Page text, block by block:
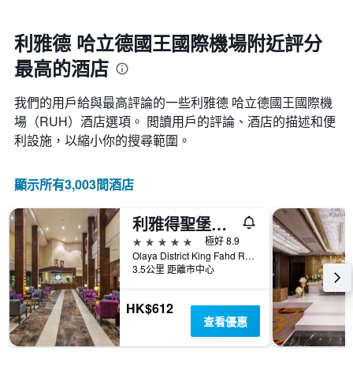
中
的
各
此
圖
表
具
1
條
Y
軸，
顯
示
房
間
的
平
均
價
近，
房
價
的
變
化
情
況。
表
1
個
X
軸，
顯
示
距
離
預
訂
利雅德 哈立德國王國際機場附近評分
最高的酒店
我們的用戶給與最高評論的一些利雅德 哈立德國王國際機
場​（RUH​）酒店選項。 閲讀用戶的評論、酒店的描述和便
利設施，以縮小你的搜尋範圍。
顯示所有3,003間酒店
利雅得聖堡假日酒店
5星級
極好 8.9
Olaya District King Fahd Road, 利雅德, 沙烏地阿拉伯
3.5公里 距離市中心
HK$612
查看優惠